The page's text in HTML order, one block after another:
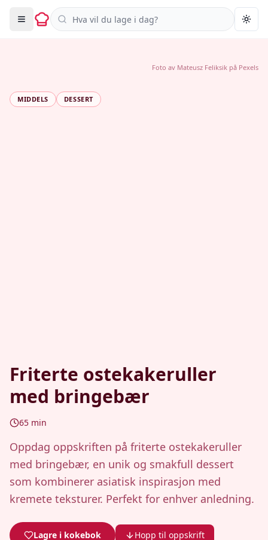
Søk i oppskrifter
MIDDELS DESSERT
Friterte ostekakeruller
med bringebær
65 min
Oppdag oppskriften på friterte ostekakeruller
med bringebær, en unik og smakfull dessert
som kombinerer asiatisk inspirasjon med
kremete teksturer. Perfekt for enhver anledning.
Lagre i kokebok Hopp til oppskrift
Foto av Mateusz Feliksik på Pexels